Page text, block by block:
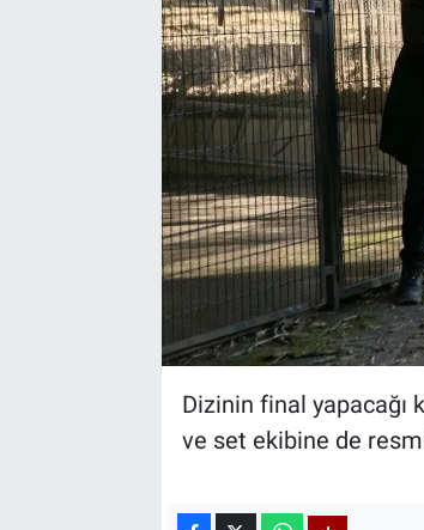
Dizinin final yapacağı
ve set ekibine de